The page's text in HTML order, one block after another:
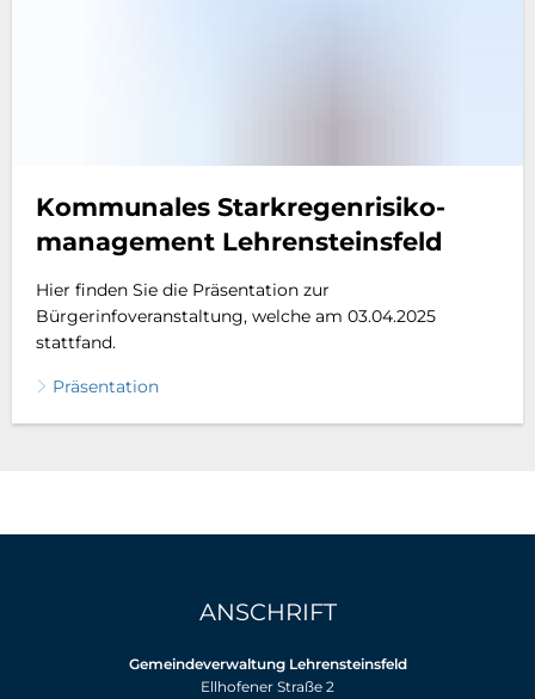
Kommunales Starkregenrisiko-
management Lehrensteinsfeld
Hier finden Sie die Präsentation zur
Bürgerinfoveranstaltung, welche am 03.04.2025
stattfand.
Präsentation
ANSCHRIFT
Gemeindeverwaltung Lehrensteinsfeld
Ellhofener Straße 2